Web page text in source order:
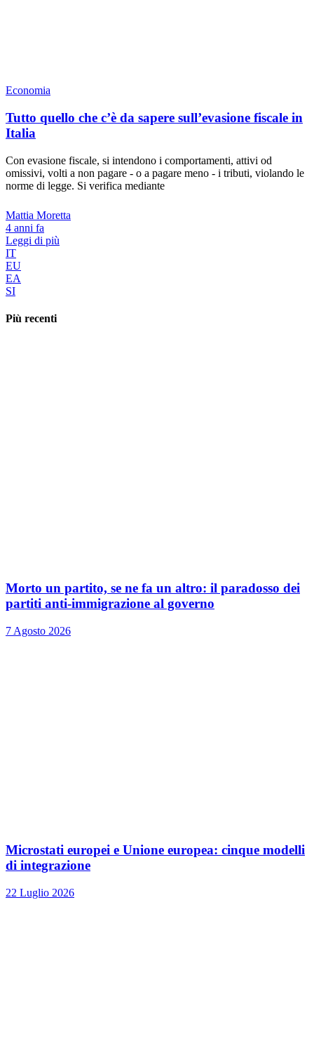
Economia
Tutto quello che c’è da sapere sull’evasione fiscale in
Italia
Con evasione fiscale, si intendono i comportamenti, attivi od
omissivi, volti a non pagare - o a pagare meno - i tributi, violando le
norme di legge. Si verifica mediante
Mattia Moretta
4 anni fa
Leggi di più
IT
EU
EA
SI
Più recenti
Morto un partito, se ne fa un altro: il paradosso dei
partiti anti-immigrazione al governo
7 Agosto 2026
Microstati europei e Unione europea: cinque modelli
di integrazione
22 Luglio 2026